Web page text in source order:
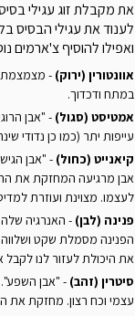
את מקבלת זוג עגילי בסיס ו-2 זוגות
לענוד את עגילי הבסיס
ואפילו להוסיף צ'ארמים
אוונטורין (ירוק) - מצמצמת
במתח ודכדוך.
אמטיסט (סגול)
- "אבן
עייפות יתר (כמו כן נדודי
קיאנייט (כחול) - "אבן
אבן מרגיעה המחזקת את
לעצמו. מצוינת ועוזרת
פנינה (לבן) - האנרגיה שלה
הפנינה מסמלת שקט ושלווה
את היכולת לעזור לנו
סיטרין (זהב) - "אבן
עצמי וכח רצון. מחזקת את